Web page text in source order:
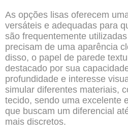
As opções lisas oferecem
versáteis e adequadas para
são frequentemente
precisam de uma aparência
disso, o papel de parede
destacado por sua
profundidade e interesse
simular diferentes materiais,
tecido, sendo uma excelente
que buscam um diferencial
mais discretos.